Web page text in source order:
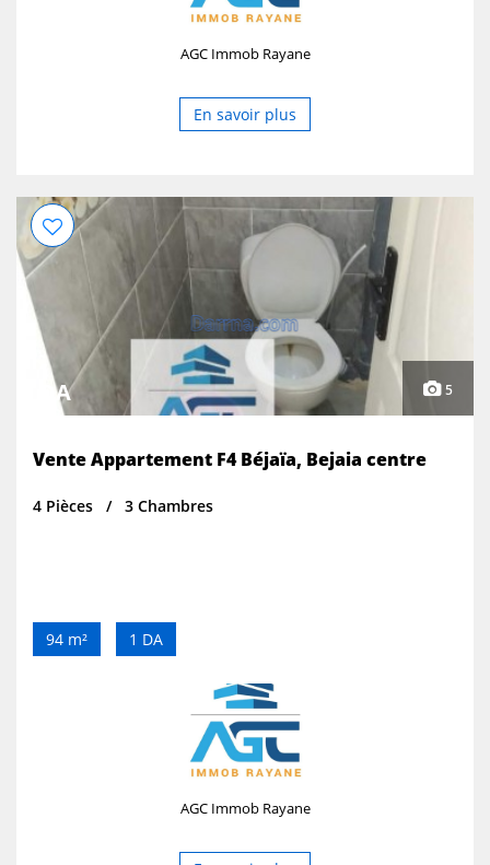
AGC Immob Rayane
En savoir plus
1 DA 5
Vente Appartement F4 Béjaïa, Bejaia centre
4 Pièces 3 Chambres
94 m² 1 DA
AGC Immob Rayane